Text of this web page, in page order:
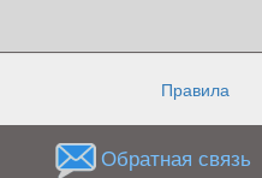
Правила
Обратная связь